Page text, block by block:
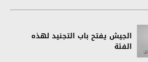
الجيش يفتح باب التجنيد لهذه
الفئة